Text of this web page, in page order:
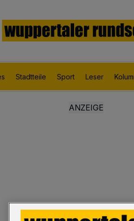
Stadtteile Sport Leser